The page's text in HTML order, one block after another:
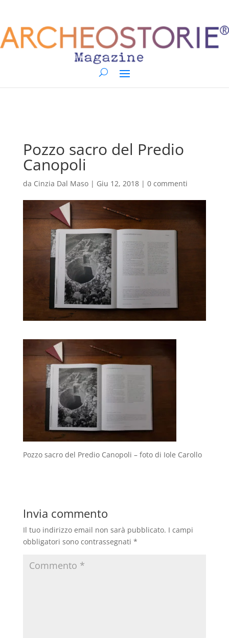
Pozzo sacro del Predio
Canopoli
da Cinzia Dal Maso| Giu 12, 2018| 0 commenti
Pozzo sacro del Predio Canopoli – foto di Iole Carollo
Invia commento
Il tuo indirizzo email non sarà pubblicato. I campi
obbligatori sono contrassegnati *